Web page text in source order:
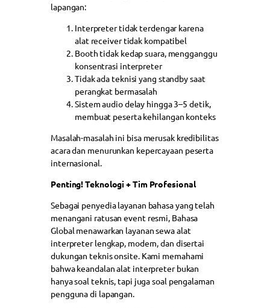
lapangan:
Interpreter tidak terdengar karena
alat receiver tidak kompatibel
Booth tidak kedap suara, mengganggu
konsentrasi interpreter
Tidak ada teknisi yang standby saat
perangkat bermasalah
Sistem audio delay hingga 3–5 detik,
membuat peserta kehilangan konteks
Masalah-masalah ini bisa merusak kredibilitas
acara dan menurunkan kepercayaan peserta
internasional.
Penting! Teknologi + Tim Profesional
Sebagai penyedia layanan bahasa yang telah
menangani ratusan event resmi, Bahasa
Global menawarkan layanan sewa alat
interpreter lengkap, modern, dan disertai
dukungan teknis onsite. Kami memahami
bahwa keandalan alat interpreter bukan
hanya soal teknis, tapi juga soal pengalaman
pengguna di lapangan.